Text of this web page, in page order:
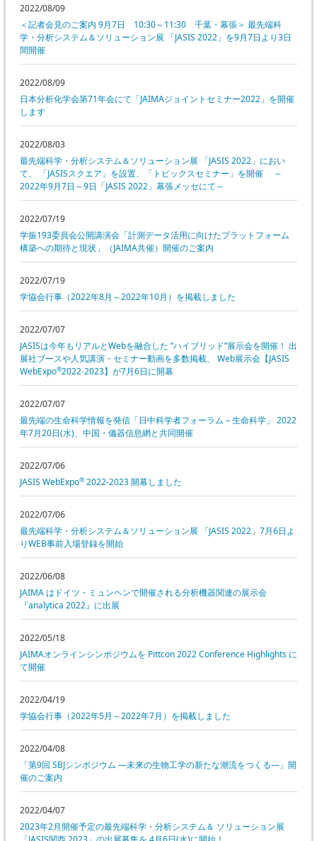
2022/08/09
＜記者会見のご案内 9月7日 10:30～11:30 千葉・幕張＞ 最先端科
学・分析システム＆ソリューション展 「JASIS 2022」を9月7日より3日
間開催
2022/08/09
日本分析化学会第71年会にて「JAIMAジョイントセミナー2022」を開催
します
2022/08/03
最先端科学・分析システム＆ソリューション展 「JASIS 2022」におい
て、 「JASISスクエア」を設置、「トピックスセミナー」を開催 ～
2022年9月7日～9日「JASIS 2022」幕張メッセにて～
2022/07/19
学振193委員会公開講演会「計測データ活用に向けたプラットフォーム
構築への期待と現状」（JAIMA共催）開催のご案内
2022/07/19
学協会行事（2022年8月～2022年10月）を掲載しました
2022/07/07
JASISは今年もリアルとWebを融合した “ハイブリッド”展示会を開催！ 出
展社ブースや人気講演・セミナー動画を多数掲載、 Web展示会【JASIS
WebExpo®2022-2023】が7月6日に開幕
2022/07/07
最先端の生命科学情報を発信「日中科学者フォーラム – 生命科学」 2022
年7月20日(水)、中国・儀器信息網と共同開催
2022/07/06
JASIS WebExpo® 2022-2023 開幕しました
2022/07/06
最先端科学・分析システム＆ソリューション展 「JASIS 2022」 7月6日よ
りWEB事前入場登録を開始
2022/06/08
JAIMA はドイツ・ミュンヘンで開催される分析機器関連の展示会
『analytica 2022』に出展
2022/05/18
JAIMAオンラインシンポジウムを Pittcon 2022 Conference Highlights に
て開催
2022/04/19
学協会行事（2022年5月～2022年7月）を掲載しました
2022/04/08
「第9回 SBJシンポジウム ―未来の生物工学の新たな潮流をつくる―」開
催のご案内
2022/04/07
2023年2月開催予定の最先端科学・分析システム＆ ソリューション展